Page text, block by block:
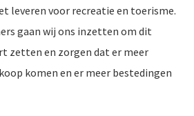
leveren voor recreatie en toerisme.
gaan wij ons inzetten om dit
zetten en zorgen dat er meer
komen en er meer bestedingen